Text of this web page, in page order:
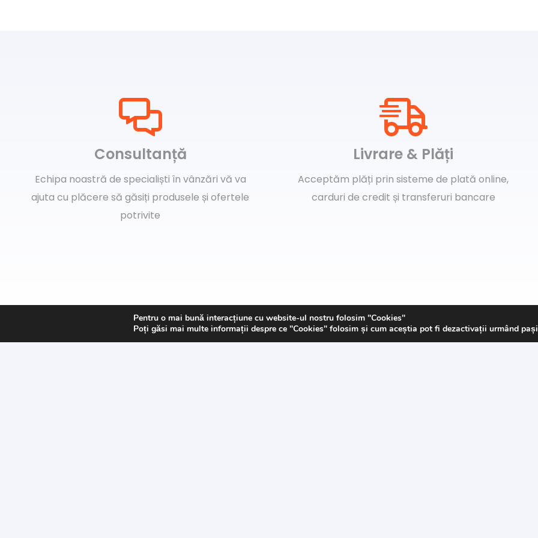
Consultanță
Echipa noastră de specialiști în vânzări vă va
ajuta cu plăcere să găsiți produsele și ofertele
potrivite
Livrare & Plăți
Acceptăm plăți prin sisteme de plată online,
carduri de credit și transferuri bancare
Informații
Pentru o mai bună interacțiune cu website-ul nostru folosim "Cookies"
Poți găsi mai multe informații despre ce "Cookies" folosim și cum aceștia pot fi dezactivații urmând